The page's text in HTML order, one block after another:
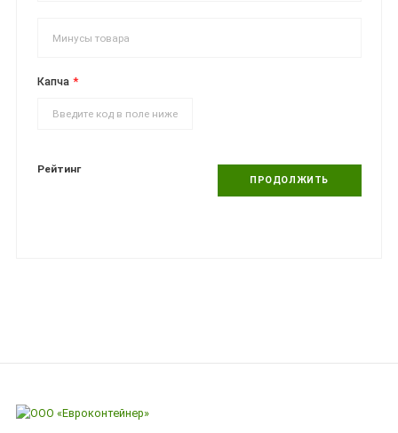
Капча
Рейтинг
ПРОДОЛЖИТЬ